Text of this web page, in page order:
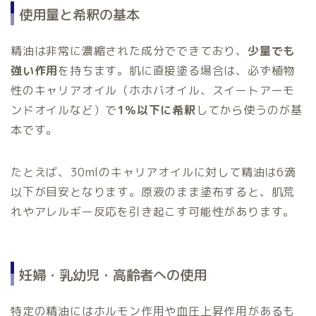
使用量と希釈の基本
精油は非常に濃縮された成分でできており、 少量でも
強い作用を持ちます。肌に直接塗る場合は、必ず植物
性のキャリアオイル（ホホバオイル、スイートアーモ
ンドオイルなど）で1％以下に希釈してから使うのが基
本です。
たとえば、30mlのキャリアオイルに対して精油は6滴
以下が目安となります。原液のまま塗布すると、肌荒
れやアレルギー反応を引き起こす可能性があります。
妊婦・乳幼児・高齢者への使用
特定の精油にはホルモン作用や血圧上昇作用があるも